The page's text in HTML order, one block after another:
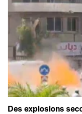
Des explosions